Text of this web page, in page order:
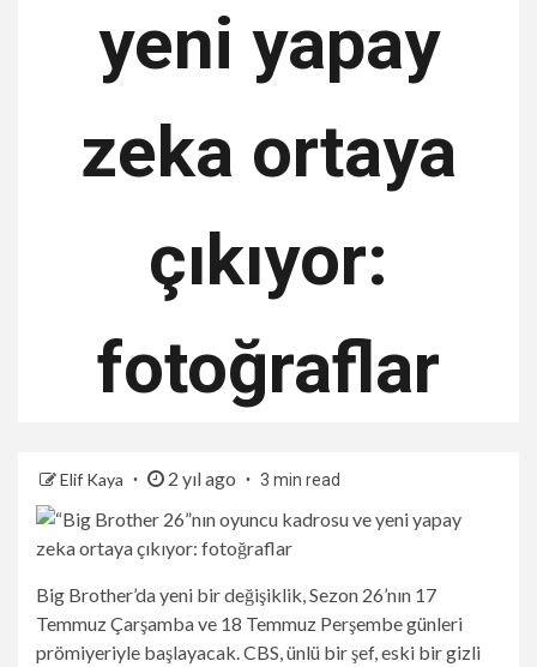
yeni yapay
zeka ortaya
çıkıyor:
fotoğraflar
Elif Kaya 2 yıl ago 3 min read
Big Brother’da yeni bir değişiklik, Sezon 26’nın 17
Temmuz Çarşamba ve 18 Temmuz Perşembe günleri
prömiyeriyle başlayacak. CBS, ünlü bir şef, eski bir gizli